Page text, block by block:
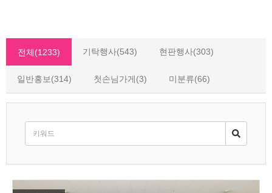
전체(1233) 기탁행사(543) 현판행사(303)
일반홍보(314) 첫손님가게(3) 미분류(66)